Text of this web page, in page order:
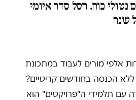
נטולי כוח. חסל סדר איומי
שנה
אלפי מורים לעבוד במתכונת
הכנסה בחודשים קריטיים?
עם תלמידי ה"פרויקטים" הוא